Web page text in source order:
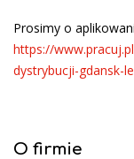
Prosimy o
https://
dystrybucji-gdansk-
O firmie